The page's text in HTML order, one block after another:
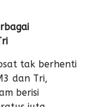
tak berhenti
dan Tri,
berisi